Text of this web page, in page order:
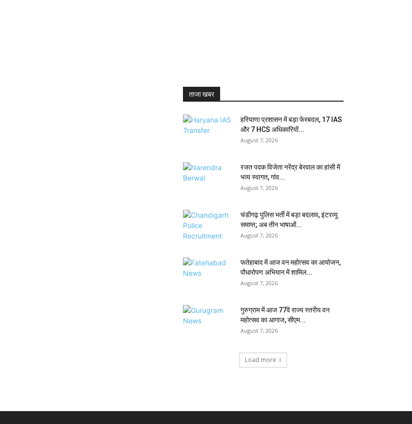
ताजा खबर
हरियाणा प्रशासन में बड़ा फेरबदल, 17 IAS
और 7 HCS अधिकारियों...
August 7, 2026
रजत पदक विजेता नरेंद्र बेरवाल का हांसी में
भव्य स्वागत, गांव...
August 7, 2026
चंडीगढ़ पुलिस भर्ती में बड़ा बदलाव, इंटरव्यू
समाप्त; अब तीन भाषाओं...
August 7, 2026
फतेहाबाद में आज वन महोत्सव का आयोजन,
पौधारोपण अभियान में शामिल...
August 7, 2026
गुरुग्राम में आज 77वें राज्य स्तरीय वन
महोत्सव का आगाज, सीएम...
August 7, 2026
Load more